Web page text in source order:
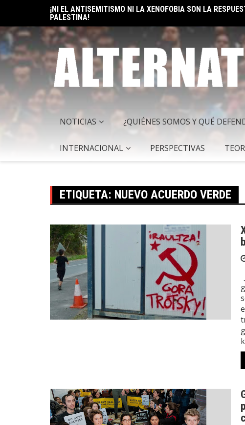
content
¡NI EL ANTISEMITISMO NI LA XENOFOBIA SON LA
PALESTINA!
NOTICIAS ¿QUIÉNES SOMOS Y QUÉ
INTERNACIONAL PERSPECTIVAS
ETIQUETA: NUEVO ACUERDO VERDE